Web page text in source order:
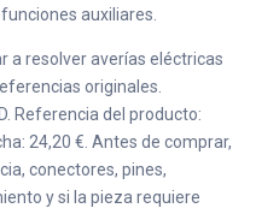
auxiliares.
a resolver averías eléctricas
originales.
Referencia del producto:
24,20 €. Antes de comprar,
conectores, pines,
y si la pieza requiere